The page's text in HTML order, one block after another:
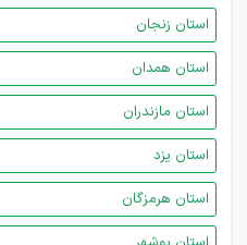
استان زنجان
استان همدان
استان مازندران
استان یزد
استان هرمزگان